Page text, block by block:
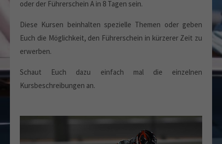
oder der Führerschein A in 8 Tagen sein.
Diese Kursen beinhalten spezielle Themen oder geben
Euch die Möglichkeit, den Führerschein in kürzerer Zeit zu
erwerben.
Schaut Euch dazu einfach mal die einzelnen
Kursbeschreibungen an.